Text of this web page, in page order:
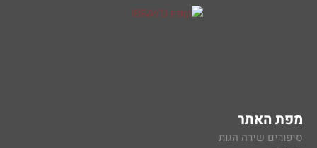
מפת האתר
סיפורים שירה הגות